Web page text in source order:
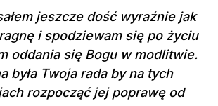
jeszcze dość wyraźnie jak
i spodziewam się po życiu
oddania się Bogu w modlitwie.
była Twoja rada by na tych
rozpocząć jej poprawę od